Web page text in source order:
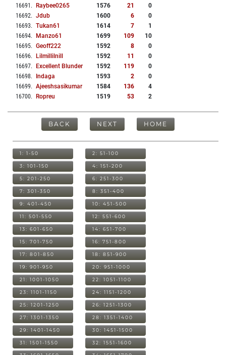
16691 . Raybee0265 1576 21
0
16692. Jdub 1600 6
0
16693. Tukan61 1614 7
1
16694. Manzo61 1699 109
10
16695. Geoff222 1592 8
0
16696. Lilmillilnill 1592 11
0
16697. Excellent Blunder 1592 119
0
16698. Indaga 1593 2
0
16699. Ajeeshsasikumar 1584 136
4
16700. Ropreu 1519 53 2
BACK NEXT HOME
1: 1-50 2: 51-100
3: 101-150 4: 151-200
5: 201-250 6: 251-300
7: 301-350 8: 351-400
9: 401-450 10: 451-500
11: 501-550 12: 551-600
13: 601-650 14: 651-700
15: 701-750 16: 751-800
17: 801-850 18: 851-900
19: 901-950 20: 951-1000
21: 1001-1050 22: 1051-1100
23: 1101-1150 24: 1151-1200
25: 1201-1250 26: 1251-1300
27: 1301-1350 28: 1351-1400
29: 1401-1450 30: 1451-1500
31: 1501-1550 32: 1551-1600